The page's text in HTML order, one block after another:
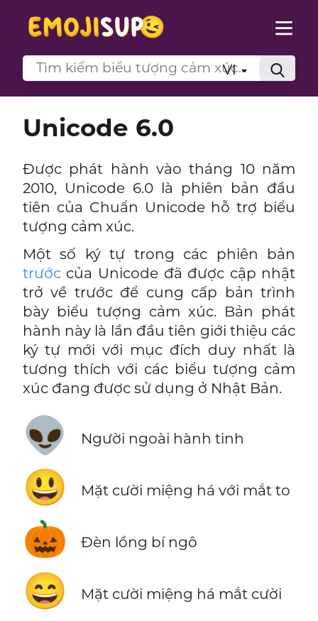
VI
Unicode 6.0
Được phát hành vào tháng 10 năm
2010, Unicode 6.0 là phiên bản đầu
tiên của Chuẩn Unicode hỗ trợ biểu
tượng cảm xúc.
Một số ký tự trong các phiên bản
trướccủa Unicode đã được cập nhật
trở về trước để cung cấp bản trình
bày biểu tượng cảm xúc. Bản phát
hành này là lần đầu tiên giới thiệu các
ký tự mới với mục đích duy nhất là
tương thích với các biểu tượng cảm
xúc đang được sử dụng ở Nhật Bản.
👽 Người ngoài hành tinh
😃 Mặt cười miệng há với mắt to
🎃 Đèn lồng bí ngô
😄 Mặt cười miệng há mắt cười